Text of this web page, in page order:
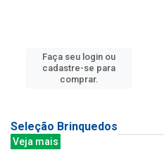
Faça seu login ou
cadastre-se para
comprar.
Seleção Brinquedos
Veja mais